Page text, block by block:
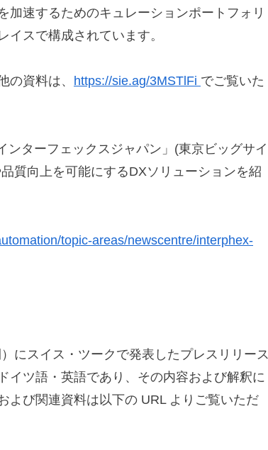
加速するためのキュレーションポートフォリ
スで構成されています。
の資料は、 https://sie.ag/3MSTlFi でご覧いた
ターフェックスジャパン」(東京ビッグサイ
質向上を可能にするDXソリューションを紹
topic-areas/newscentre/interphex-
にスイス・ツークで発表したプレスリリース
イツ語・英語であり、その内容および解釈に
よび関連資料は以下の URL よりご覧いただ